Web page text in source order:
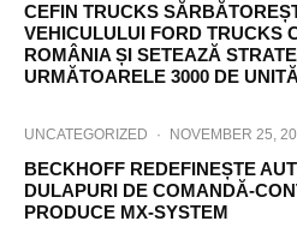
CEFIN TRUCKS
VEHICULULUI FORD TRUCKS
ROMÂNIA ȘI SETEAZĂ
URMĂTOARELE 3000 DE
UNCATEGORIZED · NOVEMBER 25,
BECKHOFF REDEFINEȘTE
DULAPURI DE COMANDĂ-
PRODUCE MX-SYSTEM